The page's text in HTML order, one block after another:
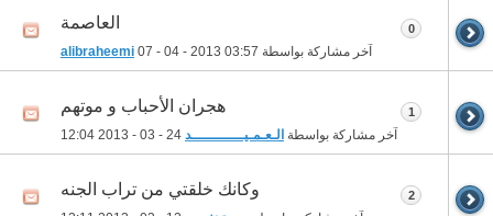
العاصمة
آخر مشاركة بواسطة alibraheemi 07 - 04 - 2013 03:57
0
هجران الأحباب و موتهم
آخر مشاركة بواسطة الـعـمـيــــــــــــد 12:04
1
وكانك خلقتي من تراب الجنه 2